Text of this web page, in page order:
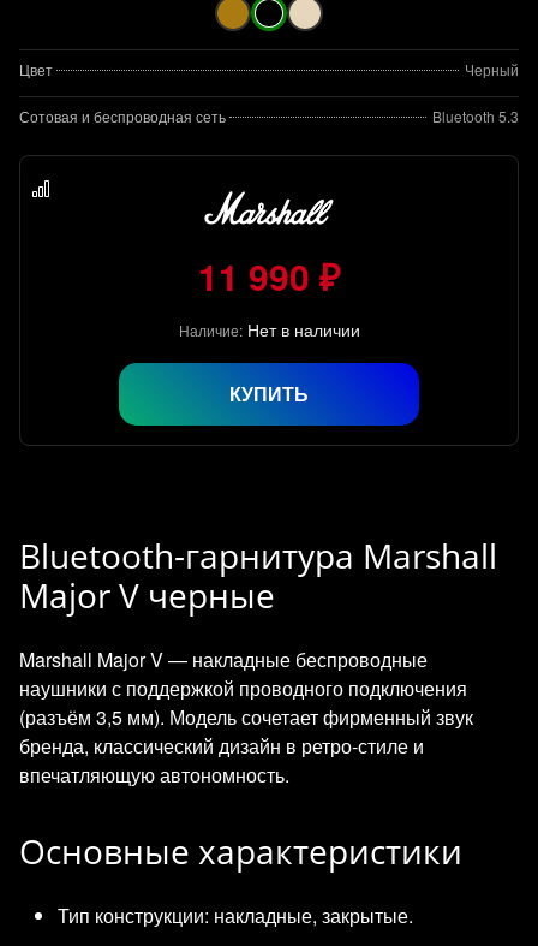
Цвет Черный
Сотовая и беспроводная сеть Bluetooth 5.3
11 990 ₽
Наличие: Нет в наличии
КУПИТЬ
Bluetooth-гарнитура Marshall
Major V черные
Marshall Major V — накладные беспроводные
наушники с поддержкой проводного подключения
(разъём 3,5 мм). Модель сочетает фирменный звук
бренда, классический дизайн в ретро‑стиле и
впечатляющую автономность.
Основные характеристики
Тип конструкции: накладные, закрытые.